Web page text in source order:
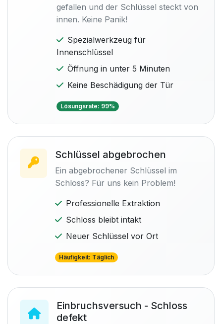
gefallen und der Schlüssel steckt von
innen. Keine Panik!
Spezialwerkzeug für
Innenschlüssel
Öffnung in unter 5 Minuten
Keine Beschädigung der Tür
Lösungsrate: 99%
Schlüssel abgebrochen
Ein abgebrochener Schlüssel im
Schloss? Für uns kein Problem!
Professionelle Extraktion
Schloss bleibt intakt
Neuer Schlüssel vor Ort
Häufigkeit: Täglich
Einbruchsversuch - Schloss
defekt